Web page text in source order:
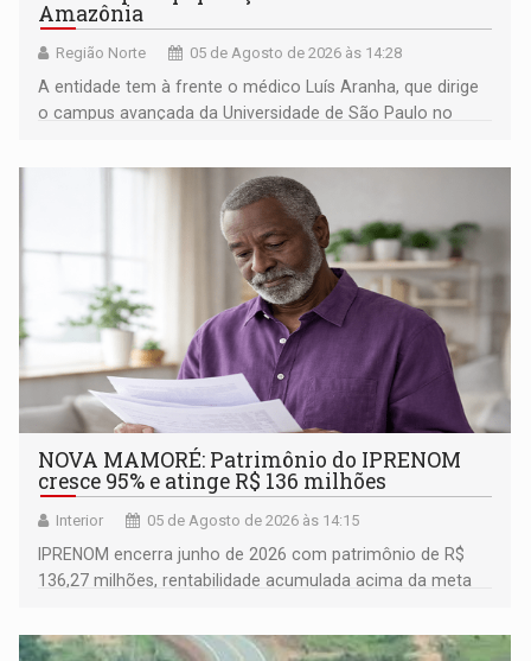
Amazônia
Região Norte 05 de Agosto de 2026 às 14:28
A entidade tem à frente o médico Luís Aranha, que dirige
o campus avançada da Universidade de São Paulo no
NOVA MAMORÉ: Patrimônio do IPRENOM
cresce 95% e atinge R$ 136 milhões
Interior 05 de Agosto de 2026 às 14:15
IPRENOM encerra junho de 2026 com patrimônio de R$
136,27 milhões, rentabilidade acumulada acima da meta